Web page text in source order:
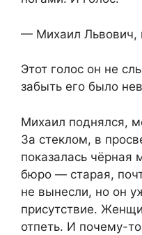
— Михаил
Этот голос он не
забыть его было
Михаил поднялся,
За стеклом, в
показалась чёрная
бюро — старая,
не вынесли, но он
присутствие.
отпеть. И почему-